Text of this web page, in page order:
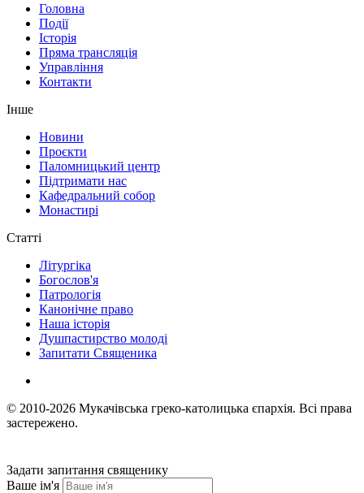
Головна
Події
Історія
Пряма трансляція
Управління
Контакти
Інше
Новини
Проєкти
Паломницький центр
Підтримати нас
Кафедральний собор
Монастирі
Статті
Літургіка
Богослов'я
Патрологія
Канонічне право
Наша історія
Душпастирство молоді
Запитати Священика
© 2010-2026 Мукачівська греко-католицька єпархія. Всі права
застережено.
Задати запитання священику
Ваше ім'я